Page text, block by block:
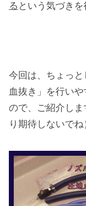
る という気づきを
今回は、ちょっ
血抜き」を行い
ので、ご紹介し
り期待しないでね